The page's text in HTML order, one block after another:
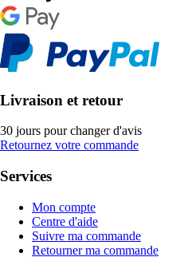
Livraison et retour
30 jours pour changer d'avis
Retournez votre commande
Services
Mon compte
Centre d'aide
Suivre ma commande
Retourner ma commande